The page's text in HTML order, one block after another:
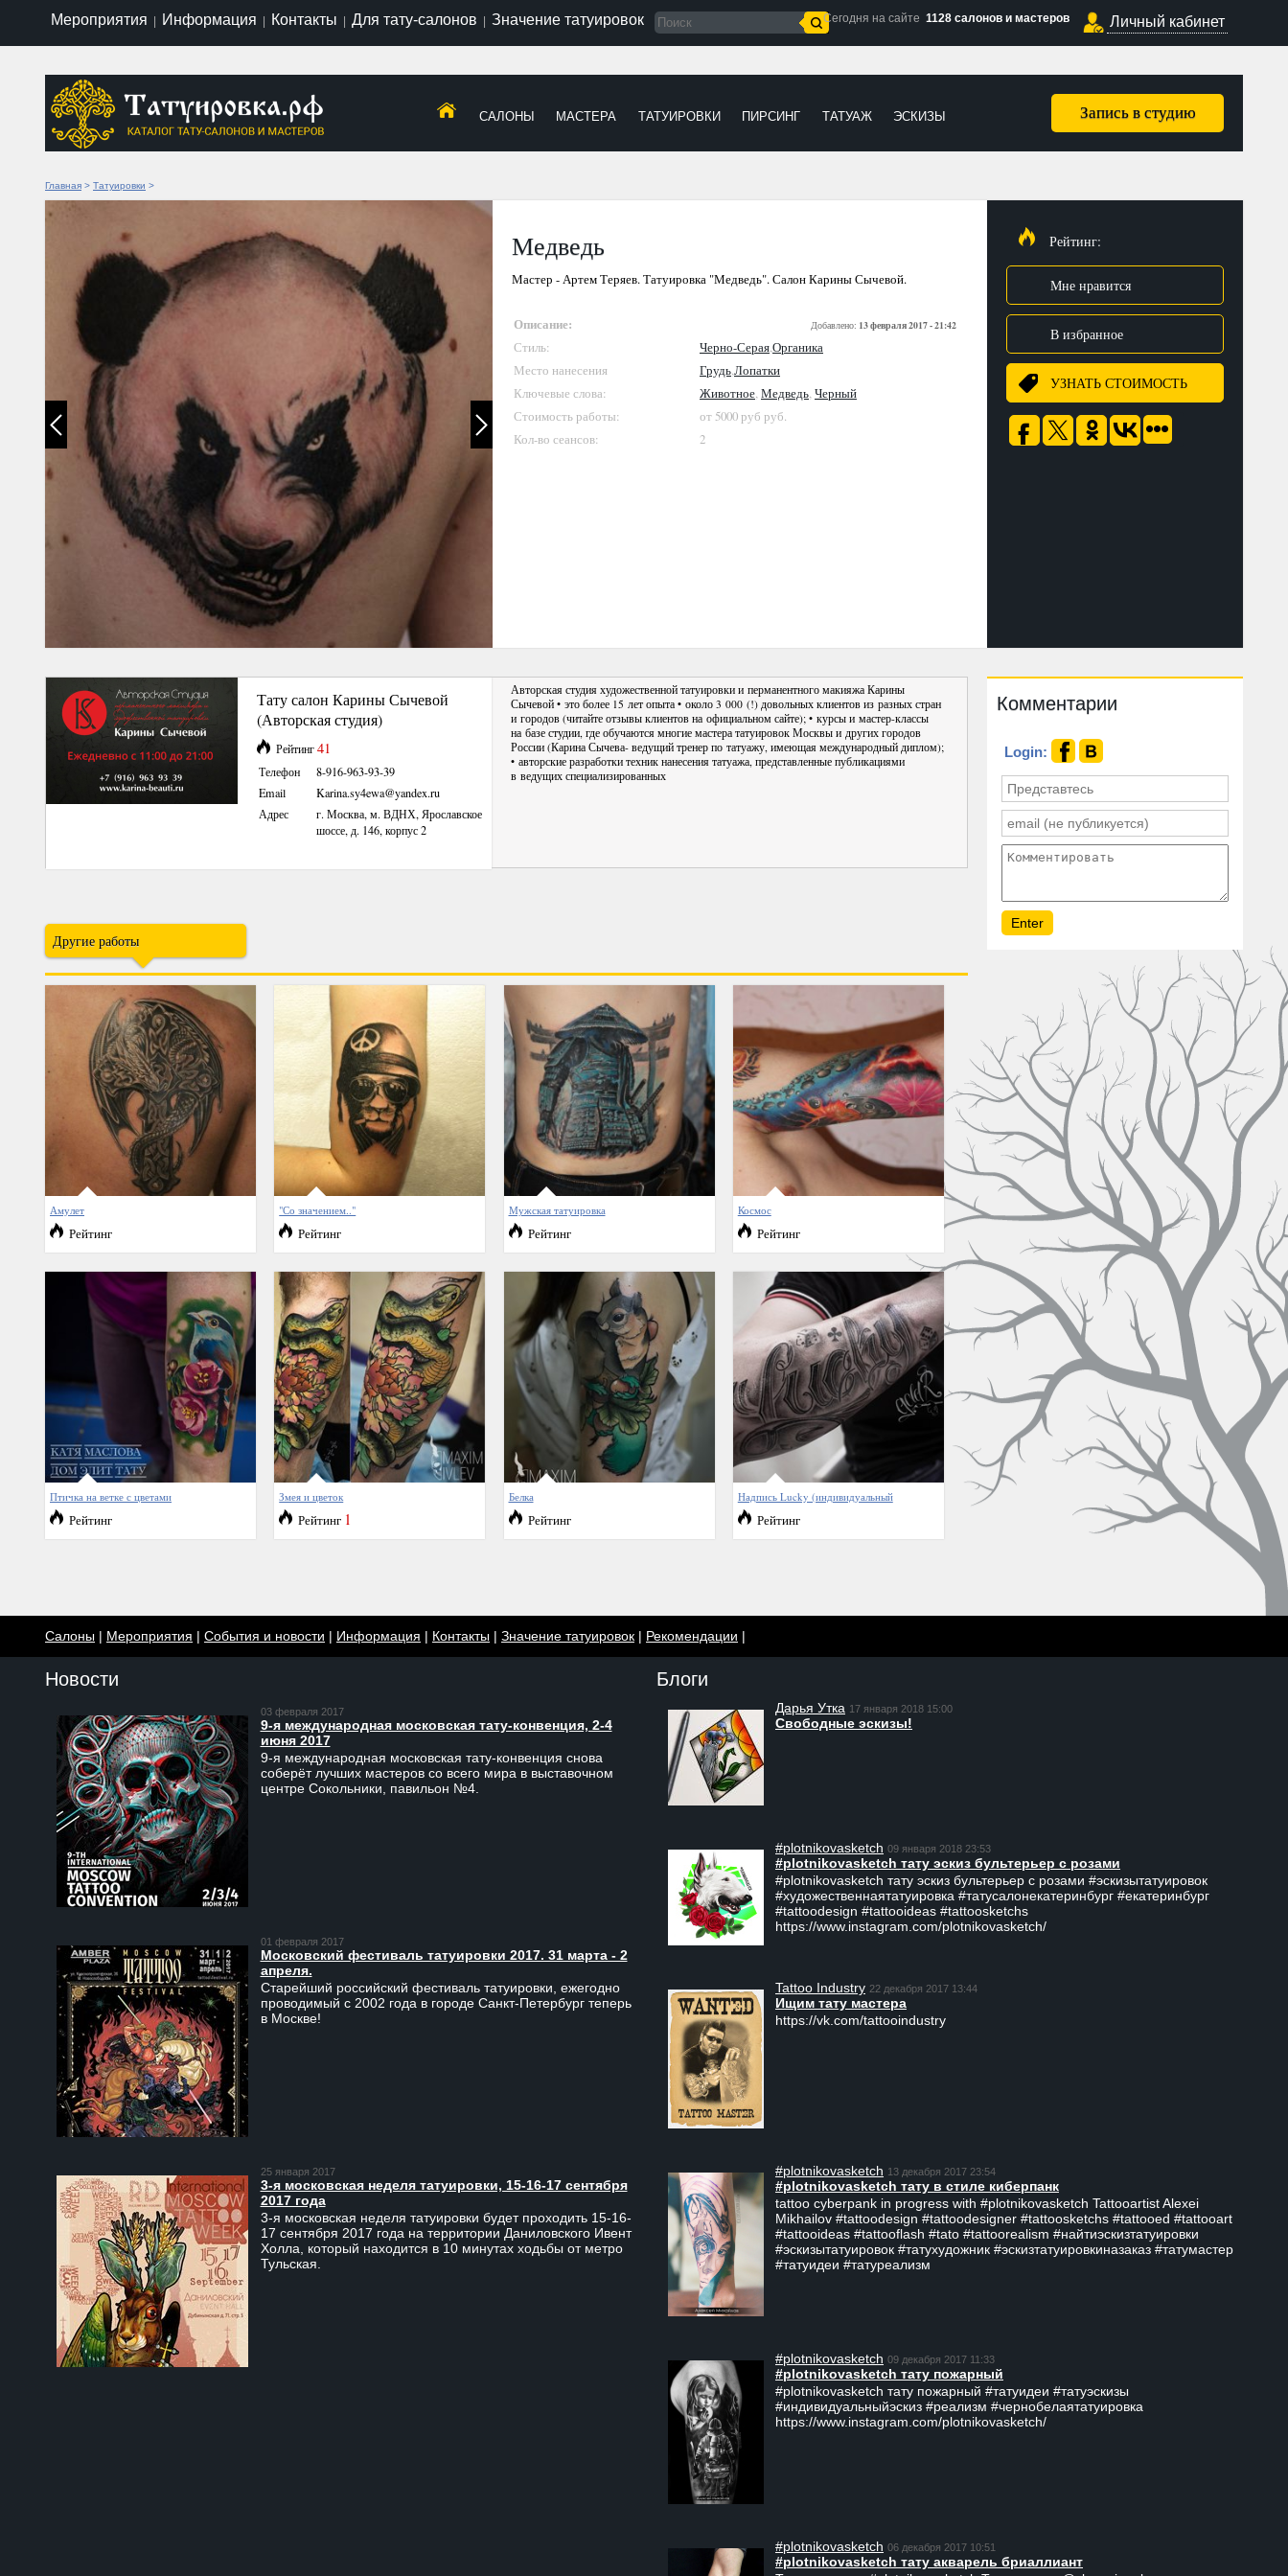
Мероприятия Информация Контакты Для тату-салонов Значение татуировок Сегодня на сайте 1128 салонов и мастеров Личный кабинет
Запись в студию
САЛОНЫ МАСТЕРА ТАТУИРОВКИ ПИРСИНГ ТАТУАЖ ЭСКИЗЫ
Главная > Татуировки >
Медведь
Мастер - Артем Теряев. Татуировка "Медведь". Салон Карины Сычевой.
Описание: Добавлено: 13 февраля 2017 - 21:42
Стиль: Черно-Серая,Органика
Место нанесения
Грудь,Лопатки
Ключевые слова:
Животное,Медведь,Черный
Стоимость работы:
от 5000 руб руб.
Кол-во сеансов:
2
Рейтинг:
Мне нравится
В избранное
УЗНАТЬ СТОИМОСТЬ
Тату салон Карины Сычевой
(Авторская студия)
Рейтинг41
Телефон
8-916-963-93-39
Email
Karina.sy4ewa@yandex.ru
Адрес
г. Москва, м. ВДНХ, Ярославское
шоссе, д. 146, корпус 2
Авторская студия художественной татуировки и перманентного макияжа Карины
Сычевой • это более 15 лет опыта • около 3 000 (!) довольных клиентов из разных стран
и городов (читайте отзывы клиентов на официальном сайте); • курсы и мастер-классы
на базе студии, где обучаются многие мастера татуировок Москвы и других городов
России (Карина Сычева- ведущий тренер по татуажу, имеющая международный диплом);
• авторские разработки техник нанесения татуажа, представленные публикациями
в ведущих специализированных
Другие работы
Амулет
Рейтинг
"Со значением.."
Рейтинг
Мужская татуировка
Рейтинг
Космос
Рейтинг
Птичка на ветке с цветами
Рейтинг
Змея и цветок
Рейтинг 1
Белка
Рейтинг
Надпись Lucky (индивидуальный
Рейтинг
Комментарии
Login:
Салоны | Мероприятия | События и новости | Информация | Контакты | Значение татуировок | Рекомендации |
Новости
03 февраля 2017
9-я международная московская тату-конвенция, 2-4
июня 2017
9-я международная московская тату-конвенция снова
соберёт лучших мастеров со всего мира в выставочном
центре Сокольники, павильон №4.
01 февраля 2017
Московский фестиваль татуировки 2017. 31 марта - 2
апреля.
Старейший российский фестиваль татуировки, ежегодно
проводимый с 2002 года в городе Санкт-Петербург теперь
в Москве!
25 января 2017
3-я московская неделя татуировки, 15-16-17 сентября
2017 года
3-я московская неделя татуировки будет проходить 15-16-
17 сентября 2017 года на территории Даниловского Ивент
Холла, который находится в 10 минутах ходьбы от метро
Тульская.
Блоги
Дарья Утка 17 января 2018 15:00
Свободные эскизы!
#plotnikovasketch 09 января 2018 23:53
#plotnikovasketch тату эскиз бультерьер с розами
#plotnikovasketch тату эскиз бультерьер с розами #эскизытатуировок
#художественнаятатуировка #татусалонекатеринбург #екатеринбург
#tattoodesign #tattooideas #tattoosketchs
https://www.instagram.com/plotnikovasketch/
Tattoo Industry 22 декабря 2017 13:44
Ищим тату мастера
https://vk.com/tattooindustry
#plotnikovasketch 13 декабря 2017 23:54
#plotnikovasketch тату в стиле киберпанк
tattoo cyberpank in progress with #plotnikovasketch Tattooartist Alexei
Mikhailov #tattoodesign #tattoodesigner #tattoosketchs #tattooed #tattooart
#tattooideas #tattooflash #tato #tattoorealism #найтиэскизтатуировки
#эскизытатуировок #татухудожник #эскизтатуировкиназаказ #татумастер
#татуидеи #татуреализм
#plotnikovasketch 09 декабря 2017 11:33
#plotnikovasketch тату пожарный
#plotnikovasketch тату пожарный #татуидеи #татуэскизы
#индивидуальныйэскиз #реализм #чернобелаятатуировка
https://www.instagram.com/plotnikovasketch/
#plotnikovasketch 06 декабря 2017 10:51
#plotnikovasketch тату акварель бриаллиант